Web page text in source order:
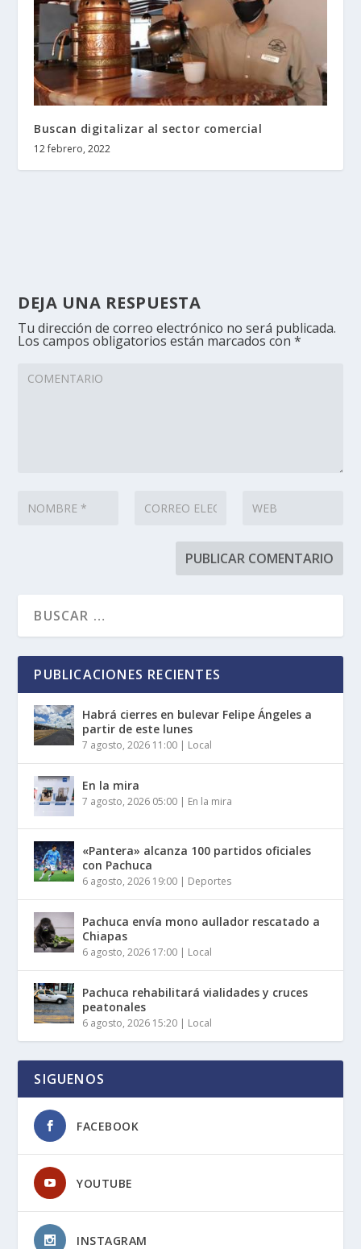
Buscan digitalizar al sector comercial
12 febrero, 2022
DEJA UNA RESPUESTA
Tu dirección de correo electrónico no será publicada.
Los campos obligatorios están marcados con*
PUBLICACIONES RECIENTES
Habrá cierres en bulevar Felipe Ángeles a
partir de este lunes
7 agosto, 2026 11:00 | Local
En la mira
7 agosto, 2026 05:00 | En la mira
«Pantera» alcanza 100 partidos oficiales
con Pachuca
6 agosto, 2026 19:00 | Deportes
Pachuca envía mono aullador rescatado a
Chiapas
6 agosto, 2026 17:00 | Local
Pachuca rehabilitará vialidades y cruces
peatonales
6 agosto, 2026 15:20 | Local
SIGUENOS
FACEBOOK
YOUTUBE
INSTAGRAM